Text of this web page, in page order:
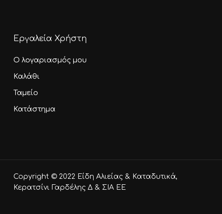
Υποσύνολο: 0,00€
Καλάθι
Εργαλεία Χρήστη
Ο λογαριασμός μου
Καλάθι
Ταμείο
Κατάστημα
Copyright © 2022 Είδη Αλιείας & Καταδυτικά,
Κερατσίνι Γαρδέλης Δ & ΣΙΑ ΕΕ